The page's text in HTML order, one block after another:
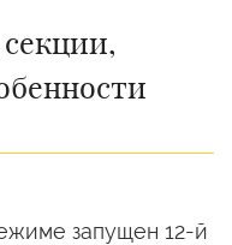
запущен 12-й